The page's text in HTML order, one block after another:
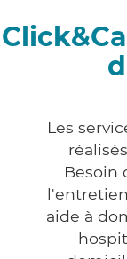
Les
Besoin
aide à